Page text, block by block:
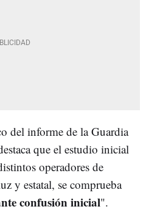
del informe de la Guardia
que el estudio inicial
operadores de
y estatal, se comprueba
confusión inicial".